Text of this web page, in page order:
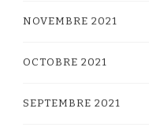
NOVEMBRE 2021
OCTOBRE 2021
SEPTEMBRE 2021